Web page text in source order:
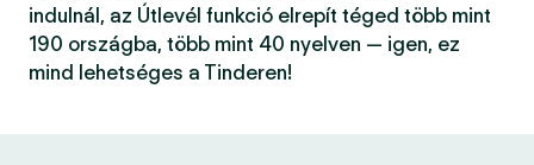
indulnál, az Útlevél funkció elrepít téged több mint
190 országba, több mint 40 nyelven — igen, ez
mind lehetséges a Tinderen!